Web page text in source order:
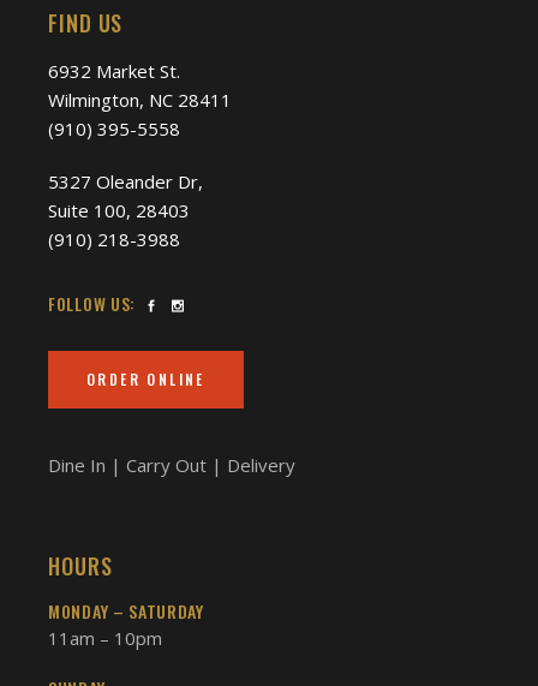
FIND US
6932 Market St.
Wilmington, NC 28411
(910) 395-5558
5327 Oleander Dr,
Suite 100, 28403
(910) 218-3988
FOLLOW US:
ORDER ONLINE
Dine In | Carry Out | Delivery
HOURS
MONDAY – SATURDAY
11am – 10pm